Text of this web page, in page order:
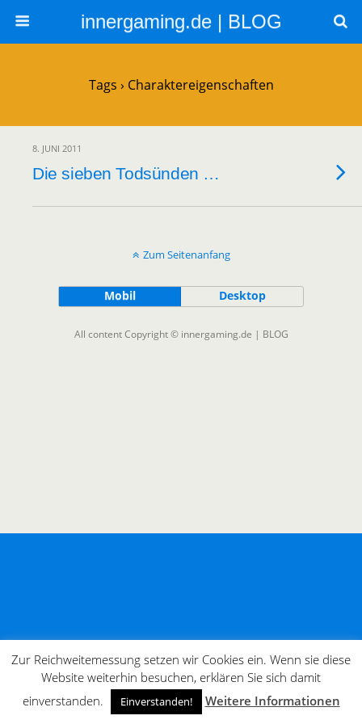
innergaming.de | BLOG
Tags › Charaktereigenschaften
8. JUNI 2011
Die sieben Todsünden …
Zum Seitenanfang
Mobil Desktop
All content Copyright © innergaming.de | BLOG
Zur Reichweitemessung setzen wir Cookies ein. Wenn sie diese
Website weiterhin besuchen, erklären Sie sich damit
einverstanden.
Einverstanden! Weitere Informationen